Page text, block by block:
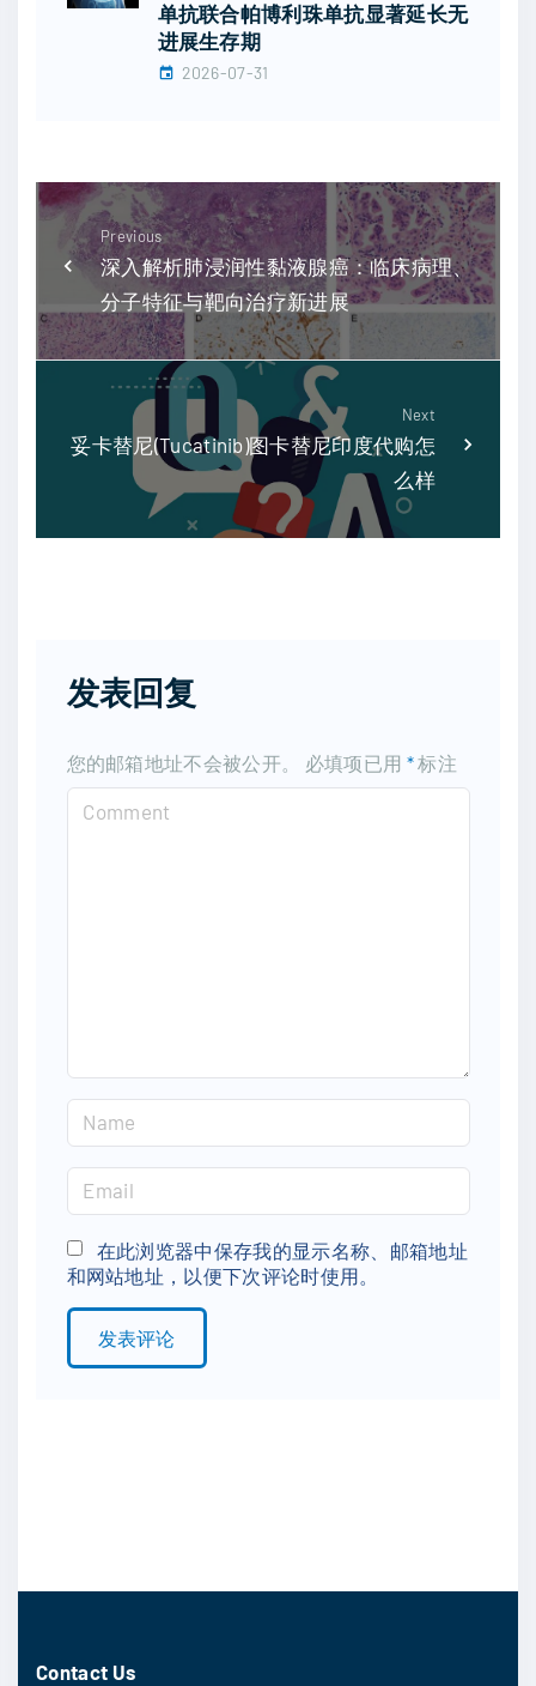
单抗联合帕博利珠单抗显著延长无
进展生存期
2026-07-31
Previous
深入解析肺浸润性黏液腺癌：临床病理、
分子特征与靶向治疗新进展
Next
妥卡替尼(Tucatinib)图卡替尼印度代购怎
么样
发表回复
您的邮箱地址不会被公开。 必填项已用 *标注
a
e
*
m
a
i
l
在此浏览器中保存我的显示名称、邮箱地址
和网站地址，以便下次评论时使用。
Contact Us